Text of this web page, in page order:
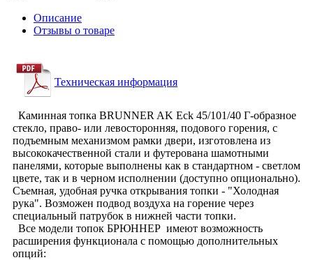
Описание
Отзывы о товаре
Техническая информация
Каминная топка BRUNNER AK Eck 45/101/40 Г-образное
стекло, право- или левосторонняя, подового горения, с
подъемным механизмом рамки двери, изготовлена из
высококачественной стали и футерована шамотными
панелями, которые выполнены как в стандартном - светлом
цвете, так и в черном исполнении (доступно опционально).
Съемная, удобная ручка открывания топки - "Холодная
рука". Возможен подвод воздуха на горение через
специальный патрубок в нижней части топки.
Все модели топок БРЮННЕР имеют возможность
расширения функционала с помощью дополнительных
опций: